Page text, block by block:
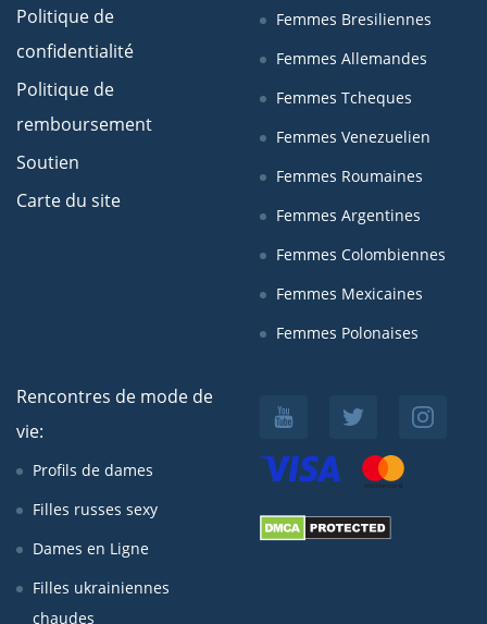
Politique de
confidentialité
Politique de
remboursement
Soutien
Carte du site
Femmes Bresiliennes
Femmes Allemandes
Femmes Tcheques
Femmes Venezuelien
Femmes Roumaines
Femmes Argentines
Femmes Colombiennes
Femmes Mexicaines
Femmes Polonaises
Rencontres de mode de
vie:
Profils de dames
Filles russes sexy
Dames en Ligne
Filles ukrainiennes
chaudes